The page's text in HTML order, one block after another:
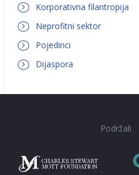
Korporativna filantropija
Neprofitni sektor
Pojedinci
Dijaspora
Podržali